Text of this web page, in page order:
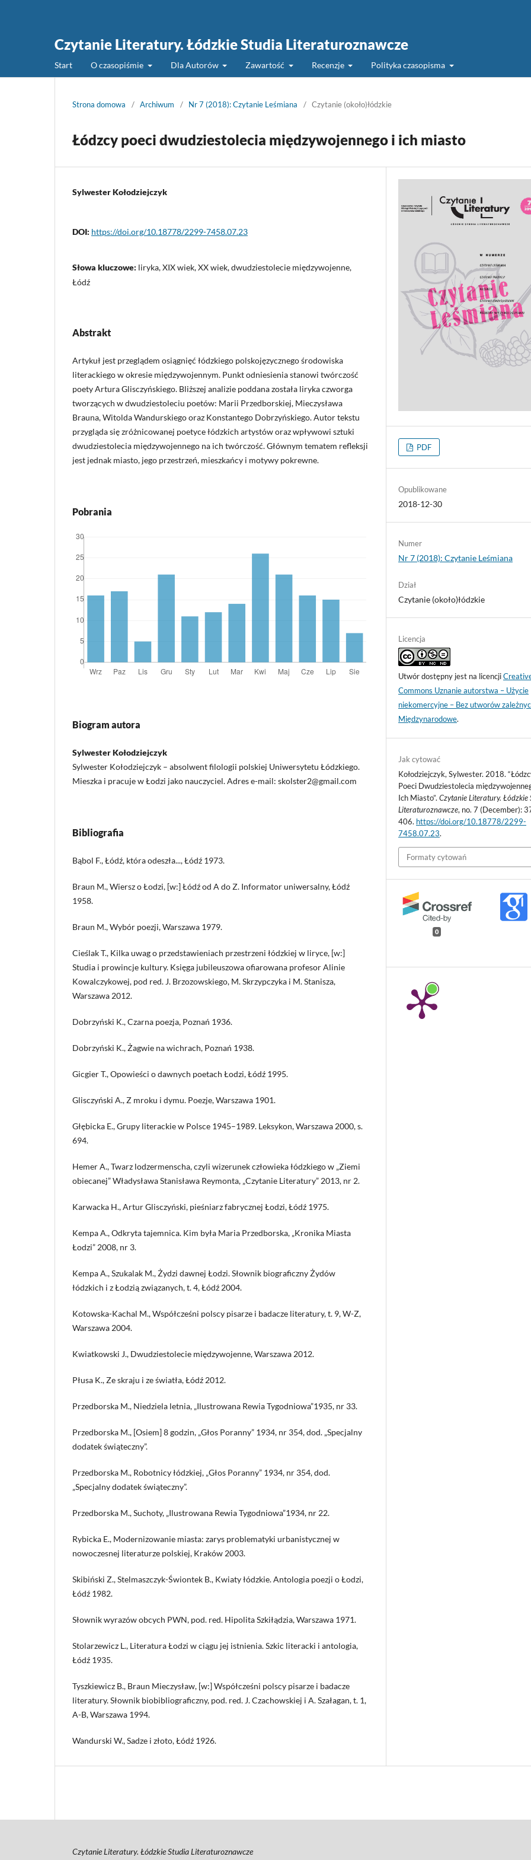
Czytanie Literatury. Łódzkie Studia Literaturoznawcze
Start O czasopiśmie Dla Autorów Zawartość Recenzje Polityka czasopisma
Strona domowa / Archiwum / Nr 7 (2018): Czytanie Leśmiana / Czytanie (około)łódzkie
Łódzcy poeci dwudziestolecia międzywojennego i ich miasto
Sylwester Kołodziejczyk
DOI: https://doi.org/10.18778/2299-7458.07.23
Słowa kluczowe: liryka, XIX wiek, XX wiek, dwudziestolecie międzywojenne,
Łódź
Abstrakt
Artykuł jest przeglądem osiągnięć łódzkiego polskojęzycznego środowiska
literackiego w okresie międzywojennym. Punkt odniesienia stanowi twórczość
poety Artura Glisczyńskiego. Bliższej analizie poddana została liryka czworga
tworzących w dwudziestoleciu poetów: Marii Przedborskiej, Mieczysława
Brauna, Witolda Wandurskiego oraz Konstantego Dobrzyńskiego. Autor tekstu
przygląda się zróżnicowanej poetyce łódzkich artystów oraz wpływowi sztuki
dwudziestolecia międzywojennego na ich twórczość. Głównym tematem refleksji
jest jednak miasto, jego przestrzeń, mieszkańcy i motywy pokrewne.
Pobrania
Biogram autora
Sylwester Kołodziejczyk
Sylwester Kołodziejczyk – absolwent filologii polskiej Uniwersytetu Łódzkiego.
Mieszka i pracuje w Łodzi jako nauczyciel. Adres e-mail: skolster2@gmail.com
Bibliografia
Bąbol F., Łódź, która odeszła..., Łódź 1973.
Braun M., Wiersz o Łodzi, [w:] Łódź od A do Z. Informator uniwersalny, Łódź
1958.
Braun M., Wybór poezji, Warszawa 1979.
Cieślak T., Kilka uwag o przedstawieniach przestrzeni łódzkiej w liryce, [w:]
Studia i prowincje kultury. Księga jubileuszowa ofiarowana profesor Alinie
Kowalczykowej, pod red. J. Brzozowskiego, M. Skrzypczyka i M. Stanisza,
Warszawa 2012.
Dobrzyński K., Czarna poezja, Poznań 1936.
Dobrzyński K., Żagwie na wichrach, Poznań 1938.
Gicgier T., Opowieści o dawnych poetach Łodzi, Łódź 1995.
Glisczyński A., Z mroku i dymu. Poezje, Warszawa 1901.
Głębicka E., Grupy literackie w Polsce 1945–1989. Leksykon, Warszawa 2000, s.
694.
Hemer A., Twarz lodzermenscha, czyli wizerunek człowieka łódzkiego w „Ziemi
obiecanej” Władysława Stanisława Reymonta, „Czytanie Literatury” 2013, nr 2.
Karwacka H., Artur Glisczyński, pieśniarz fabrycznej Łodzi, Łódź 1975.
Kempa A., Odkryta tajemnica. Kim była Maria Przedborska, „Kronika Miasta
Łodzi” 2008, nr 3.
Kempa A., Szukalak M., Żydzi dawnej Łodzi. Słownik biograficzny Żydów
łódzkich i z Łodzią związanych, t. 4, Łódź 2004.
Kotowska-Kachal M., Współcześni polscy pisarze i badacze literatury, t. 9, W-Z,
Warszawa 2004.
Kwiatkowski J., Dwudziestolecie międzywojenne, Warszawa 2012.
Płusa K., Ze skraju i ze światła, Łódź 2012.
Przedborska M., Niedziela letnia, „Ilustrowana Rewia Tygodniowa”1935, nr 33.
Przedborska M., [Osiem] 8 godzin, „Głos Poranny” 1934, nr 354, dod. „Specjalny
dodatek świąteczny”.
Przedborska M., Robotnicy łódzkiej, „Głos Poranny” 1934, nr 354, dod.
„Specjalny dodatek świąteczny”.
Przedborska M., Suchoty, „Ilustrowana Rewia Tygodniowa”1934, nr 22.
Rybicka E., Modernizowanie miasta: zarys problematyki urbanistycznej w
nowoczesnej literaturze polskiej, Kraków 2003.
Skibiński Z., Stelmaszczyk-Świontek B., Kwiaty łódzkie. Antologia poezji o Łodzi,
Łódź 1982.
Słownik wyrazów obcych PWN, pod. red. Hipolita Szkiłądzia, Warszawa 1971.
Stolarzewicz L., Literatura Łodzi w ciągu jej istnienia. Szkic literacki i antologia,
Łódź 1935.
Tyszkiewicz B., Braun Mieczysław, [w:] Współcześni polscy pisarze i badacze
literatury. Słownik biobibliograficzny, pod. red. J. Czachowskiej i A. Szałagan, t. 1,
A-B, Warszawa 1994.
Wandurski W., Sadze i złoto, Łódź 1926.
PDF
Opublikowane
2018-12-30
Numer
Nr 7 (2018): Czytanie Leśmiana
Dział
Czytanie (około)łódzkie
Licencja
Utwór dostępny jest na licencji
Commons Uznanie autorstwa – Użycie
niekomercyjne – Bez utworów
Międzynarodowe.
Jak cytować
Kołodziejczyk, Sylwester. 2018.
Poeci Dwudziestolecia
Ich Miasto”.Czytanie Literatury. Łódzkie
Literaturoznawcze, no. 7 (December):
406. https://doi.org/10.18778/2299-
7458.07.23.
Formaty cytowań
0
Czytanie Literatury. Łódzkie Studia Literaturoznawcze